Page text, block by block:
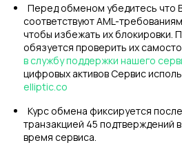
Перед обменом убедитесь что
соответствуют AML-
чтобы избежать их блокировки.
обязуется проверить их
в службу поддержки нашего
цифровых активов Сервис
elliptic.co
Курс обмена фиксируется
транзакцией 45 подтверждений
время сервиса.